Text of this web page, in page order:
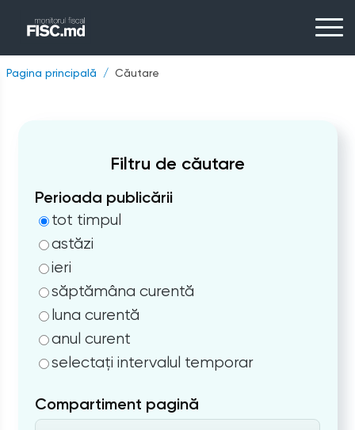
Pagina principală Căutare
Filtru de căutare
Perioada publicării
tot timpul
astăzi
ieri
săptămâna curentă
luna curentă
anul curent
selectați intervalul temporar
Compartiment pagină